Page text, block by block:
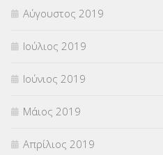
Αύγουστος 2019
Ιούλιος 2019
Ιούνιος 2019
Μάιος 2019
Απρίλιος 2019